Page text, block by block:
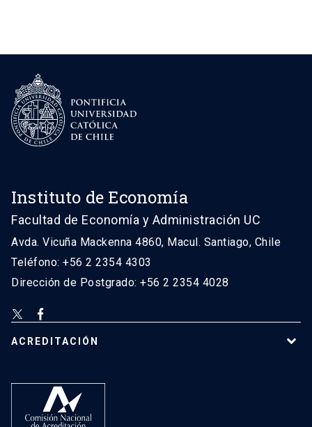
Instituto de Economía
Facultad de Economía y Administración UC
Avda. Vicuña Mackenna 4860, Macul. Santiago, Chile
Teléfono: +56 2 2354 4303
Dirección de Postgrado: +56 2 2354 4028
ACREDITACIÓN